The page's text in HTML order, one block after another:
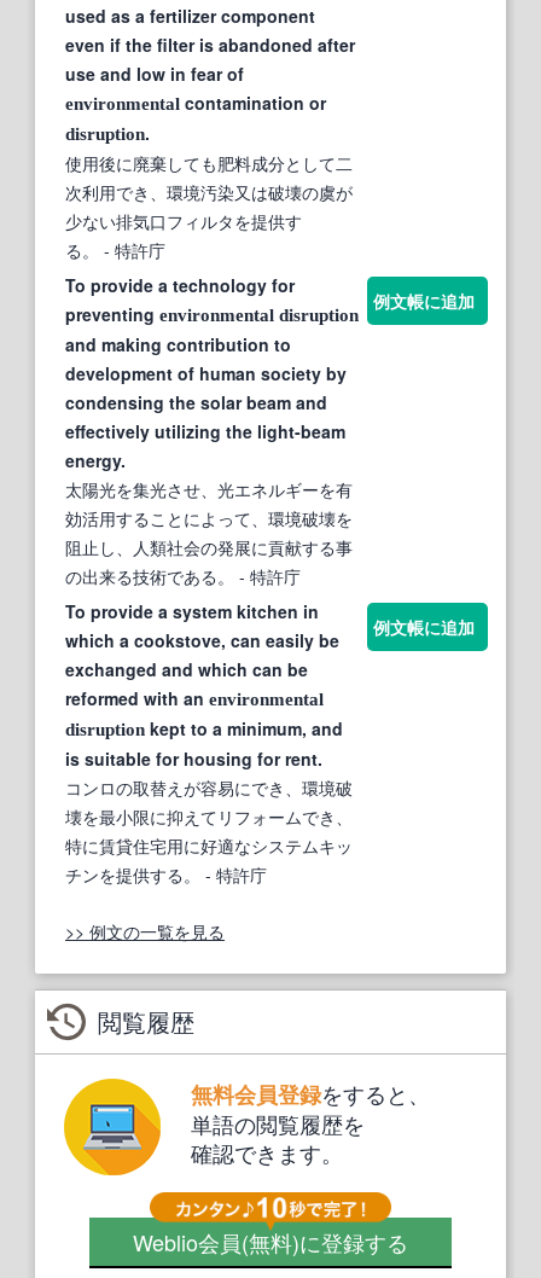
used as a fertilizer component
even if the filter is abandoned after
use and low in fear of
environmental contamination or
disruption.
使用後に廃棄しても肥料成分として二
次利用でき、環境汚染又は破壊の虞が
少ない排気口フィルタを提供す
る。
- 特許庁
To provide a technology for
preventing environmental disruption
and making contribution to
development of human society by
condensing the solar beam and
effectively utilizing the light-beam
energy.
太陽光を集光させ、光エネルギーを有
効活用することによって、環境破壊を
阻止し、人類社会の発展に貢献する事
の出来る技術である。
- 特許庁
例文帳に追加
To provide a system kitchen in
which a cookstove, can easily be
exchanged and which can be
reformed with an environmental
disruption kept to a minimum, and
is suitable for housing for rent.
コンロの取替えが容易にでき、環境破
壊を最小限に抑えてリフォームでき、
特に賃貸住宅用に好適なシステムキッ
チンを提供する。
- 特許庁
例文帳に追加
>> 例文の一覧を見る
閲覧履歴
無料会員登録をすると、
単語の閲覧履歴を
確認できます。
Weblio会員(無料)に登録する